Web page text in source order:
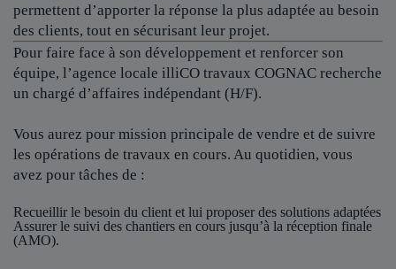
permettent d’apporter la réponse la plus adaptée au besoin
des clients, tout en sécurisant leur projet.
Pour faire face à son développement et renforcer son
équipe, l’agence locale illiCO travaux COGNAC recherche
un chargé d’affaires indépendant (H/F).
Vous aurez pour mission principale de vendre et de suivre
les opérations de travaux en cours. Au quotidien, vous
avez pour tâches de :
Recueillir le besoin du client et lui proposer des solutions adaptées
Assurer le suivi des chantiers en cours jusqu’à la réception finale
(AMO).